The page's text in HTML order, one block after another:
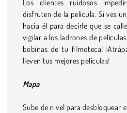
Los clientes ruidosos
disfruten de la película. Si ves
hacia él para decirle que se
vigilar a los ladrones de
bobinas de tu filmoteca!
lleven tus mejores películas!
Mapa
Sube de nivel para desbloquear